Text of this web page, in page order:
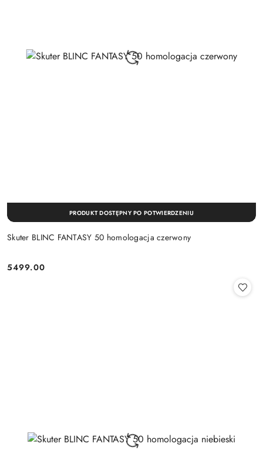
Skuter BLINC FANTASY 50 homologacja czerwony
Cena:
5499.00
PRODUKT DOSTĘPNY PO POTWIERDZENIU